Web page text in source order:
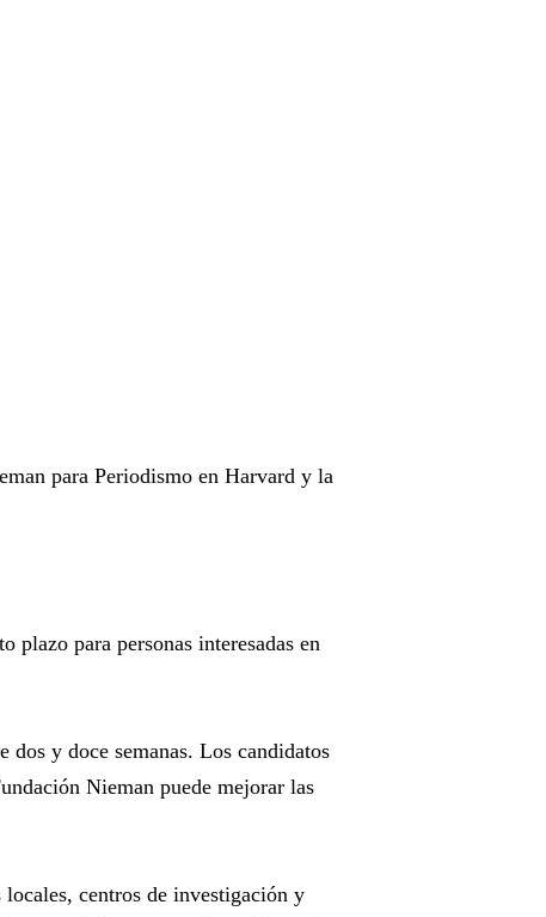
para Periodismo en Harvard y la
plazo para personas interesadas en
y doce semanas. Los candidatos
Nieman puede mejorar las
centros de investigación y